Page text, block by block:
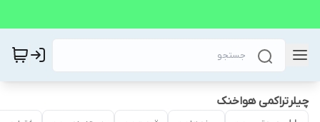
چیلرتراکمی هواخنک